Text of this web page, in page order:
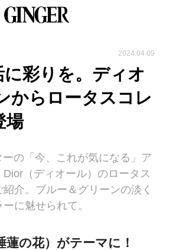
2024.04.09
に彩りを。ディオ
からロータスコレ
場
の「今、これが気になる」ア
（ディオール）のロータス
介。ブルー＆グリーンの淡く
に魅せられて。
蓮の花）がテーマに！